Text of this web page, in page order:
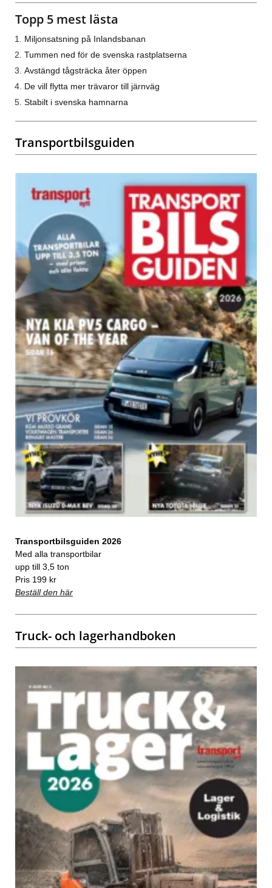
Topp 5 mest lästa
Miljonsatsning på Inlandsbanan
Tummen ned för de svenska rastplatserna
Avstängd tågsträcka åter öppen
De vill flytta mer trävaror till järnväg
Stabilt i svenska hamnarna
Transportbilsguiden
Transportbilsguiden 2026
Med alla transportbilar
upp till 3,5 ton
Pris 199 kr
Beställ den här
Truck- och lagerhandboken